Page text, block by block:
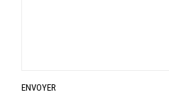
ENVOYER